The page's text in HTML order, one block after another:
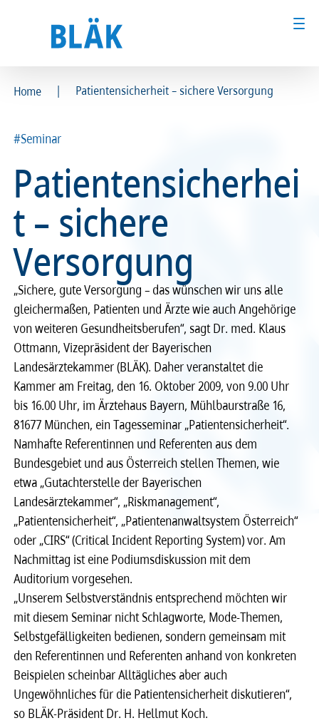
Patientinnen und Patienten
Kammer & Politik
Presse
Karriere
Recht
Service & Kontakt
meineBLÄK
Patientinnen und Patienten
Kammer & Politik
Presse
Karriere
Recht
Service & Kontakt
meineBLÄK
Home | Patientensicherheit – sichere Versorgung
#Seminar
Patientensicherhei
t – sichere
Versorgung
„Sichere, gute Versorgung – das wünschen wir uns alle
gleichermaßen, Patienten und Ärzte wie auch Angehörige
von weiteren Gesundheitsberufen“, sagt Dr. med. Klaus
Ottmann, Vizepräsident der Bayerischen
Landesärztekammer (BLÄK). Daher veranstaltet die
Kammer am Freitag, den 16. Oktober 2009, von 9.00 Uhr
bis 16.00 Uhr, im Ärztehaus Bayern, Mühlbaurstraße 16,
81677 München, ein Tagesseminar „Patientensicherheit“.
Namhafte Referentinnen und Referenten aus dem
Bundesgebiet und aus Österreich stellen Themen, wie
etwa „Gutachterstelle der Bayerischen
Landesärztekammer“, „Riskmanagement“,
„Patientensicherheit“, „Patientenanwaltsystem Österreich“
oder „CIRS“ (Critical Incident Reporting System) vor. Am
Nachmittag ist eine Podiumsdiskussion mit dem
Auditorium vorgesehen.
„Unserem Selbstverständnis entsprechend möchten wir
mit diesem Seminar nicht Schlagworte, Mode-Themen,
Selbstgefälligkeiten bedienen, sondern gemeinsam mit
den Referentinnen und Referenten anhand von konkreten
Beispielen scheinbar Alltägliches aber auch
Ungewöhnliches für die Patientensicherheit diskutieren“,
so BLÄK-Präsident Dr. H. Hellmut Koch.